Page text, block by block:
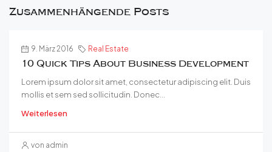
Zusammenhängende Posts
9. März 2016 Real Estate
10 Quick Tips About Business Development
Lorem ipsum dolor sit amet, consectetur adipiscing elit. Duis
mollis et sem sed sollicitudin. Donec...
Weiterlesen
von admin